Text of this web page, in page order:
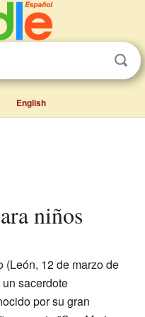
English
niños
(León, 12 de marzo de
sacerdote
por su gran